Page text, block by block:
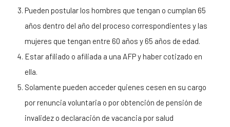
Pueden postular los hombres que tengan o cumplan 65
años dentro del año del proceso correspondientes y las
mujeres que tengan entre 60 años y 65 años de edad.
Estar afiliado o afiliada a una AFP y haber cotizado en
ella.
Solamente pueden acceder quienes cesen en su cargo
por renuncia voluntaria o por obtención de pensión de
invalidez o declaración de vacancia por salud